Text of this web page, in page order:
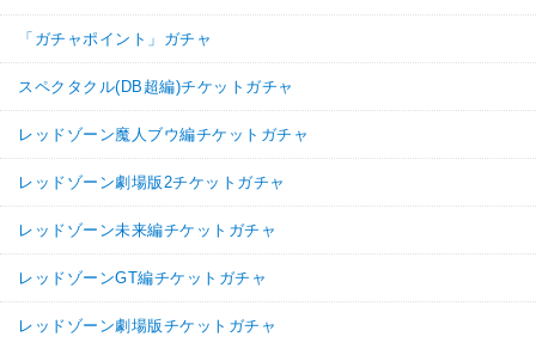
「ガチャポイント」ガチャ
スペクタクル(DB超編)チケットガチャ
レッドゾーン魔人ブウ編チケットガチャ
レッドゾーン劇場版2チケットガチャ
レッドゾーン未来編チケットガチャ
レッドゾーンGT編チケットガチャ
レッドゾーン劇場版チケットガチャ